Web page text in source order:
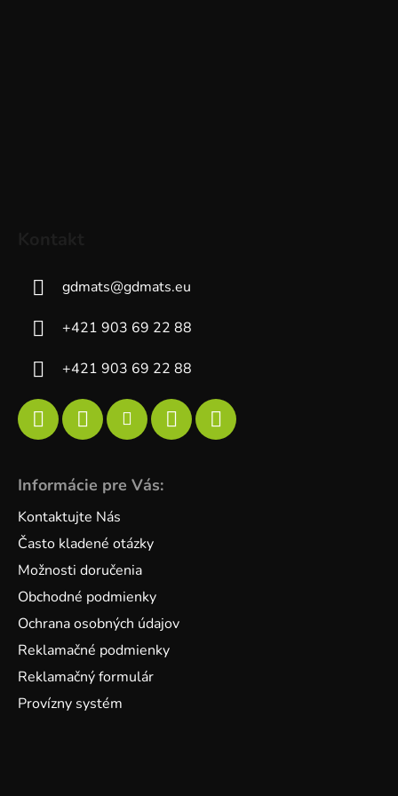
gdmats@gdmats.eu
+421 903 69 22 88
+421 903 69 22 88
Informácie pre Vás:
Kontaktujte Nás
Často kladené otázky
Možnosti doručenia
Obchodné podmienky
Ochrana osobných údajov
Reklamačné podmienky
Reklamačný formulár
Provízny systém